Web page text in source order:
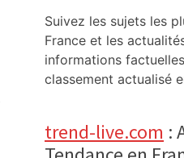
Suivez les sujets les
France et les
informations
classement actualisé
trend-live.com :